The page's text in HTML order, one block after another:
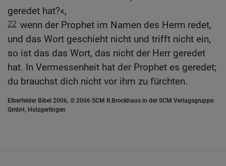
geredet hat?«,
22 wenn der Prophet im Namen des Herrn redet,
und das Wort geschieht nicht und trifft nicht ein,
so ist das das Wort, das nicht der Herr geredet
hat. In Vermessenheit hat der Prophet es geredet;
du brauchst dich nicht vor ihm zu fürchten.
Elberfelder Bibel 2006, © 2006 SCM R.Brockhaus in der SCM Verlagsgruppe
GmbH, Holzgerlingen